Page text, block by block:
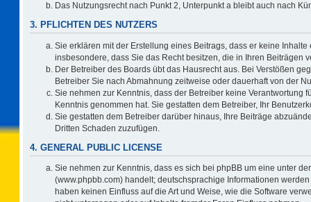
Das Nutzungsrecht nach Punkt 2, Unterpunkt a bleibt auch nach
3. PFLICHTEN DES NUTZERS
Sie erklären mit der Erstellung eines Beitrags, dass er keine
insbesondere, dass Sie das Recht besitzen, die in Ihren Beiträgen
Der Betreiber des Boards übt das Hausrecht aus. Bei Verstößen
Betreiber Sie nach Abmahnung zeitweise oder dauerhaft von der
Sie nehmen zur Kenntnis, dass der Betreiber keine Verantwortung
Kenntnis genommen hat. Sie gestatten dem Betreiber, Ihr
Sie gestatten dem Betreiber darüber hinaus, Ihre Beiträge
Dritten Schaden zuzufügen.
4. GENERAL PUBLIC LICENSE
Sie nehmen zur Kenntnis, dass es sich bei phpBB um eine unter der
(www.phpbb.com) handelt; deutschsprachige Informationen
haben keinen Einfluss auf die Art und Weise, wie die Software